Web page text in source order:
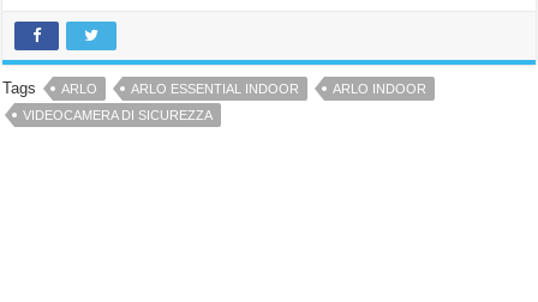
Tags ARLO ARLO ESSENTIAL INDOOR
ARLO INDOOR
VIDEOCAMERA DI SICUREZZA